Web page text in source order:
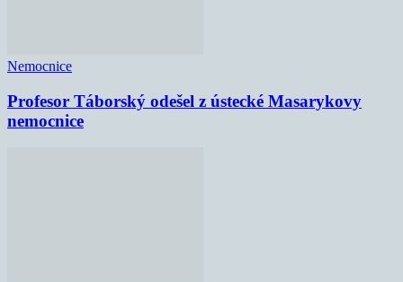
Nemocnice
Profesor Táborský odešel z ústecké Masarykovy
nemocnice